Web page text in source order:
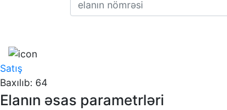
Satış
Baxılıb: 64
Elanın əsas parametrləri